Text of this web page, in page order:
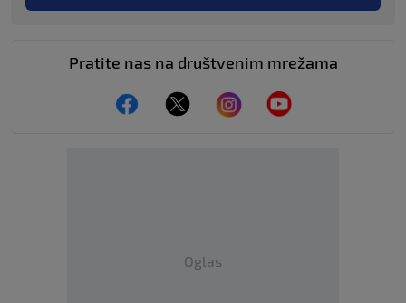
Pratite nas na društvenim mrežama
Oglas